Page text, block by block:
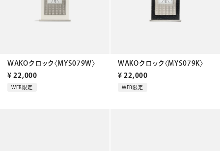
WAKOクロック〈MYS079W〉
¥ 22,000
WEB限定
WAKOクロック〈MYS079K〉
¥ 22,000
WEB限定